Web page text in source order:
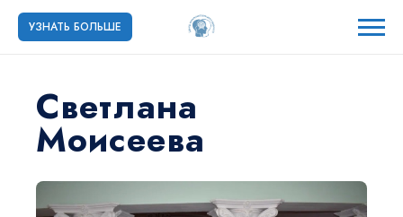
УЗНАТЬ БОЛЬШЕ
Светлана
Моисеева